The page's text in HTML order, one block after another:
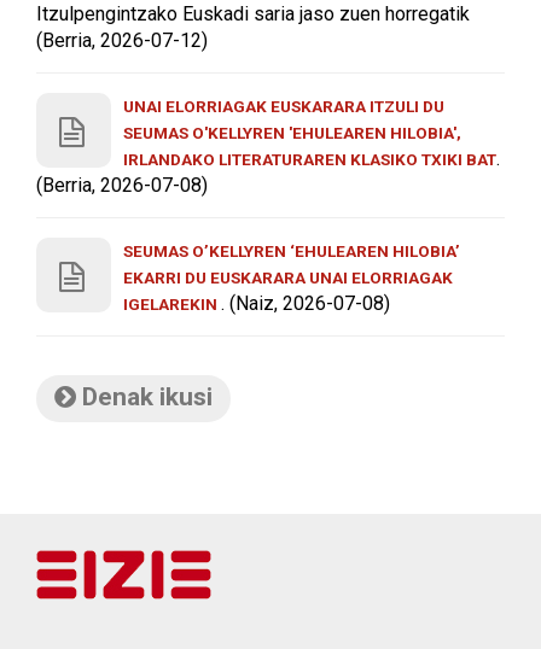
Itzulpengintzako Euskadi saria jaso zuen horregatik
(Berria, 2026-07-12)
UNAI ELORRIAGAK EUSKARARA ITZULI DU
SEUMAS O'KELLYREN 'EHULEAREN HILOBIA',
IRLANDAKO LITERATURAREN KLASIKO TXIKI BAT.
(Berria, 2026-07-08)
SEUMAS O’KELLYREN ‘EHULEAREN HILOBIA’
EKARRI DU EUSKARARA UNAI ELORRIAGAK
IGELAREKIN . (Naiz, 2026-07-08)
Denak ikusi